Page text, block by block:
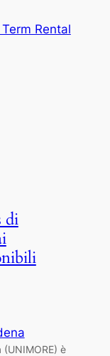
Rental
di
(UNIMORE) è